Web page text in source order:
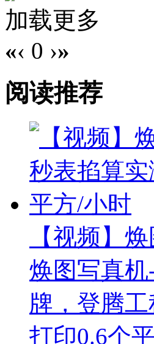
加载更多
«‹ 0 ›»
阅读推荐
【视频】
焕图写真
牌，登腾
打印0.6个